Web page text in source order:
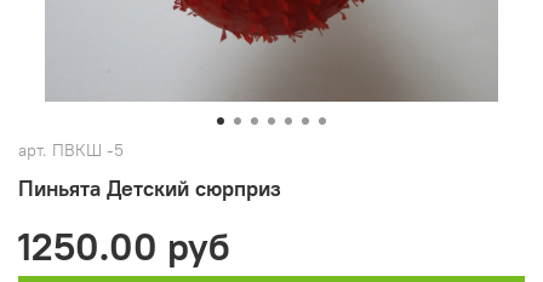
арт. ПВКШ -5
Пиньята Детский сюрприз
1250.00 руб